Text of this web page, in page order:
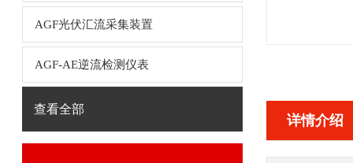
AGF光伏汇流采集装置
AGF-AE逆流检测仪表
查看全部
详情介绍